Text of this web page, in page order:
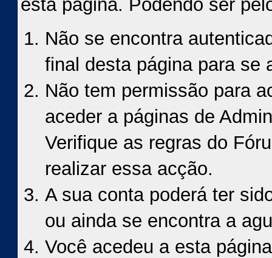
esta página. Podendo ser
Não se encontra
final desta página para se
Não tem permissão para
aceder a páginas de
Verifique as regras do
realizar essa acção.
A sua conta poderá ter
ou ainda se encontra a
Você acedeu a esta